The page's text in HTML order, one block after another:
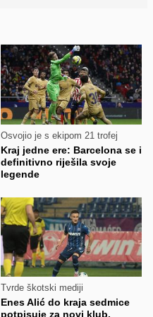
Osvojio je s ekipom 21 trofej
Kraj jedne ere: Barcelona se i
definitivno riješila svoje
legende
Tvrde škotski mediji
Enes Alić do kraja sedmice
potpisuje za novi klub,